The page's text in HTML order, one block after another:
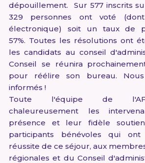
dépouillement. Sur 577 inscrits
329 personnes ont voté
électronique) soit un taux de
57%. Toutes les résolutions ont
les candidats au conseil
Conseil se réunira
pour réélire son bureau.
informés !
Toute l'équipe de
chaleureusement les
présence et leur fidèle
participants bénévoles qui
réussite de ce séjour, aux
régionales et du Conseil